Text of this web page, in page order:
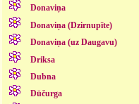
Donaviņa
Donaviņa (Dzirnupīte)
Donaviņa (uz Daugavu)
Driksa
Dubna
Dūčurga